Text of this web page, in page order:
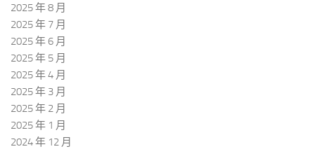
2025 年 8 月
2025 年 7 月
2025 年 6 月
2025 年 5 月
2025 年 4 月
2025 年 3 月
2025 年 2 月
2025 年 1 月
2024 年 12 月